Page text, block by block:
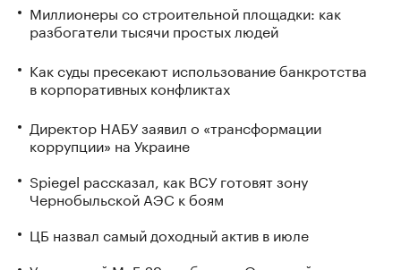
Миллионеры со строительной площадки: как
разбогатели тысячи простых людей
Как суды пресекают использование банкротства
в корпоративных конфликтах
Директор НАБУ заявил о «трансформации
коррупции» на Украине
Spiegel рассказал, как ВСУ готовят зону
Чернобыльской АЭС к боям
ЦБ назвал самый доходный актив в июле